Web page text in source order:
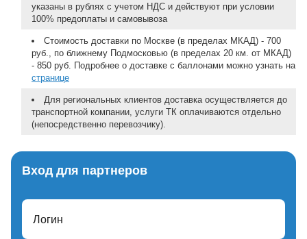
указаны в рублях с учетом НДС и действуют при условии
100% предоплаты и самовывоза
Стоимость доставки по Москве (в пределах МКАД) - 700
руб., по ближнему Подмосковью (в пределах 20 км. от МКАД)
- 850 руб. Подробнее о доставке с баллонами можно узнать на
странице
Для региональных клиентов доставка осуществляется до
транспортной компании, услуги ТК оплачиваются отдельно
(непосредственно перевозчику).
Вход для партнеров
Логин